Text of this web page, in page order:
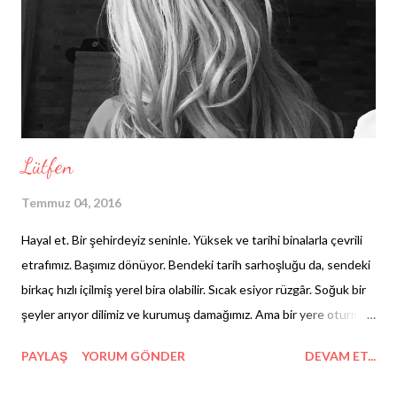
Lütfen
Temmuz 04, 2016
Hayal et. Bir şehirdeyiz seninle. Yüksek ve tarihi binalarla çevrili
etrafımız. Başımız dönüyor. Bendeki tarih sarhoşluğu da, sendeki
birkaç hızlı içilmiş yerel bira olabilir. Sıcak esiyor rüzgâr. Soğuk bir
şeyler arıyor dilimiz ve kurumuş damağımız. Ama bir yere oturmak
başlıyoruz bu yoksunluktan; elimizin altındakinden ayrı
PAYLAŞ YORUM GÖNDER DEVAM ET...